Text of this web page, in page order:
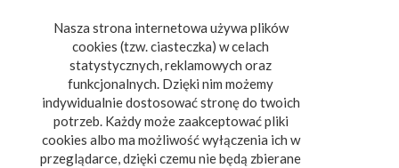
Nasza strona internetowa używa plików
cookies (tzw. ciasteczka) w celach
statystycznych, reklamowych oraz
funkcjonalnych. Dzięki nim możemy
indywidualnie dostosować stronę do twoich
potrzeb. Każdy może zaakceptować pliki
cookies albo ma możliwość wyłączenia ich w
przeglądarce, dzięki czemu nie będą zbierane